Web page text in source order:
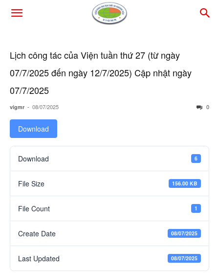
Lịch công tác của Viện tuần thứ 27 (từ ngày
07/7/2025 đến ngày 12/7/2025) Cập nhật ngày
07/7/2025
vigmr - 08/07/2025 0
Download
Download 6
File Size 156.00 KB
File Count 1
Create Date 08/07/2025
Last Updated 08/07/2025